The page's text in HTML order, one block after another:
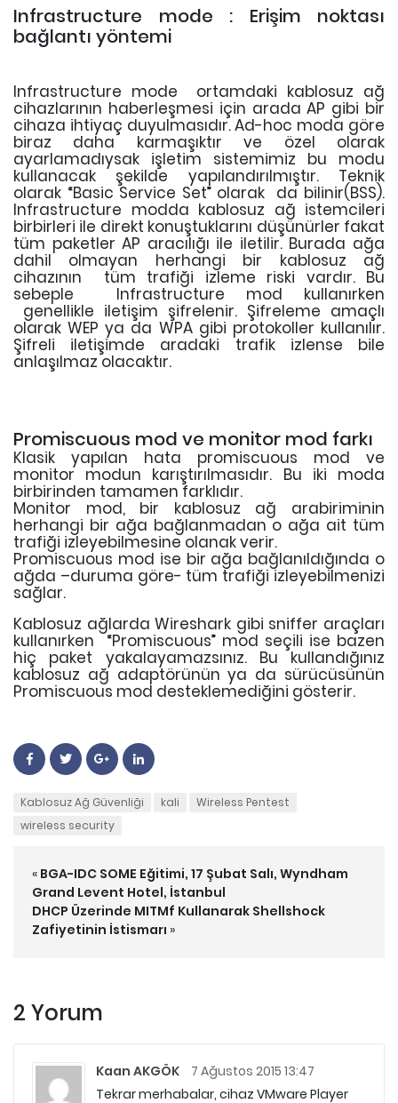
Infrastructure mode : Erişim noktası
bağlantı yöntemi
Infrastructure mode ortamdaki kablosuz ağ
cihazlarının haberleşmesi için arada AP gibi bir
cihaza ihtiyaç duyulmasıdır. Ad-hoc moda göre
biraz daha karmaşıktır ve özel olarak
ayarlamadıysak işletim sistemimiz bu modu
kullanacak şekilde yapılandırılmıştır. Teknik
olarak “Basic Service Set” olarak da bilinir(BSS).
Infrastructure modda kablosuz ağ istemcileri
birbirleri ile direkt konuştuklarını düşünürler fakat
tüm paketler AP aracılığı ile iletilir. Burada ağa
dahil olmayan herhangi bir kablosuz ağ
cihazının tüm trafiği izleme riski vardır. Bu
sebeple Infrastructure mod kullanırken
genellikle iletişim şifrelenir. Şifreleme amaçlı
olarak WEP ya da WPA gibi protokoller kullanılır.
Şifreli iletişimde aradaki trafik izlense bile
anlaşılmaz olacaktır.
Promiscuous mod ve monitor mod farkı
Klasik yapılan hata promiscuous mod ve
monitor modun karıştırılmasıdır. Bu iki moda
birbirinden tamamen farklıdır.
Monitor mod, bir kablosuz ağ arabiriminin
herhangi bir ağa bağlanmadan o ağa ait tüm
trafiği izleyebilmesine olanak verir.
Promiscuous mod ise bir ağa bağlanıldığında o
ağda –duruma göre- tüm trafiği izleyebilmenizi
sağlar.
Kablosuz ağlarda Wireshark gibi sniffer araçları
kullanırken “Promiscuous” mod seçili ise bazen
hiç paket yakalayamazsınız. Bu kullandığınız
kablosuz ağ adaptörünün ya da sürücüsünün
Promiscuous mod desteklemediğini gösterir.
Kablosuz Ağ Güvenliği kali
Wireless Pentest
wireless security
« BGA-IDC SOME Eğitimi, 17 Şubat Salı, Wyndham
Grand Levent Hotel, İstanbul
DHCP Üzerinde MITMf Kullanarak Shellshock
Zafiyetinin İstismarı »
2 Yorum
Kaan AKGÖK
7 Ağustos 2015 13:47
Tekrar merhabalar, cihaz VMware Player